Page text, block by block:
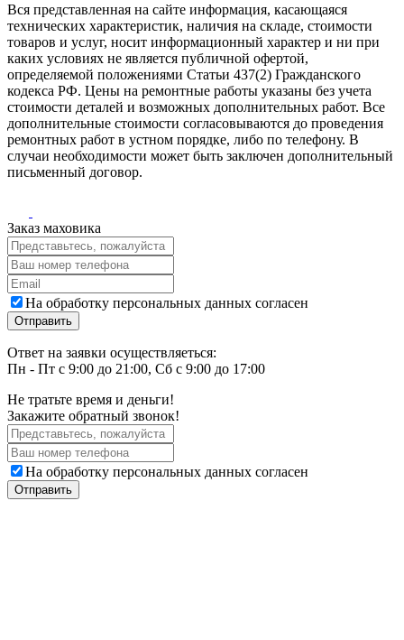
Вся представленная на сайте информация, касающаяся
технических характеристик, наличия на складе, стоимости
товаров и услуг, носит информационный характер и ни при
каких условиях не является публичной офертой,
определяемой положениями Статьи 437(2) Гражданского
кодекса РФ. Цены на ремонтные работы указаны без учета
стоимости деталей и возможных дополнительных работ. Все
дополнительные стоимости согласовываются до проведения
ремонтных работ в устном порядке, либо по телефону. В
случаи необходимости может быть заключен дополнительный
письменный договор.
Заказ маховика
На обработку персональных данных согласен
Ответ на заявки осуществляеться:
Пн - Пт с 9:00 до 21:00, Сб с 9:00 до 17:00
Не тратьте время и деньги!
Закажите обратный звонок!
На обработку персональных данных согласен